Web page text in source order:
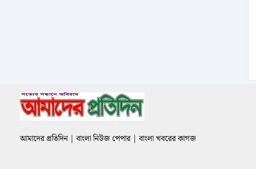
আমাদের প্রতিদিন | বাংলা নিউজ পেপার | বাংলা খবরের কাগজ